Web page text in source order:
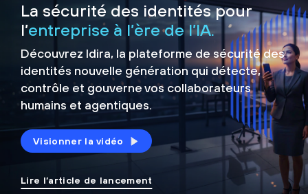
La sécurité des identités pour
l’entreprise à l’ère de l’IA.
Découvrez Idira, la plateforme de sécuritédes
identités nouvelle génération qui détecte,
contrôle et gouverne vos collaborateurs
humains et agentiques.
Visionner la vidéo
Lire l’article de lancement